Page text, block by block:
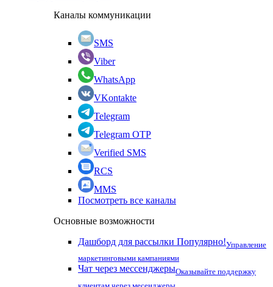
Каналы коммуникации
SMS
Viber
WhatsApp
VKontakte
Telegram
Telegram OTP
Verified SMS
RCS
MMS
Посмотреть все каналы
Основные возможности
Дашборд для рассылки Популярно!Управление
маркетинговыми кампаниями
Чат через мессенджерыОказывайте поддержку